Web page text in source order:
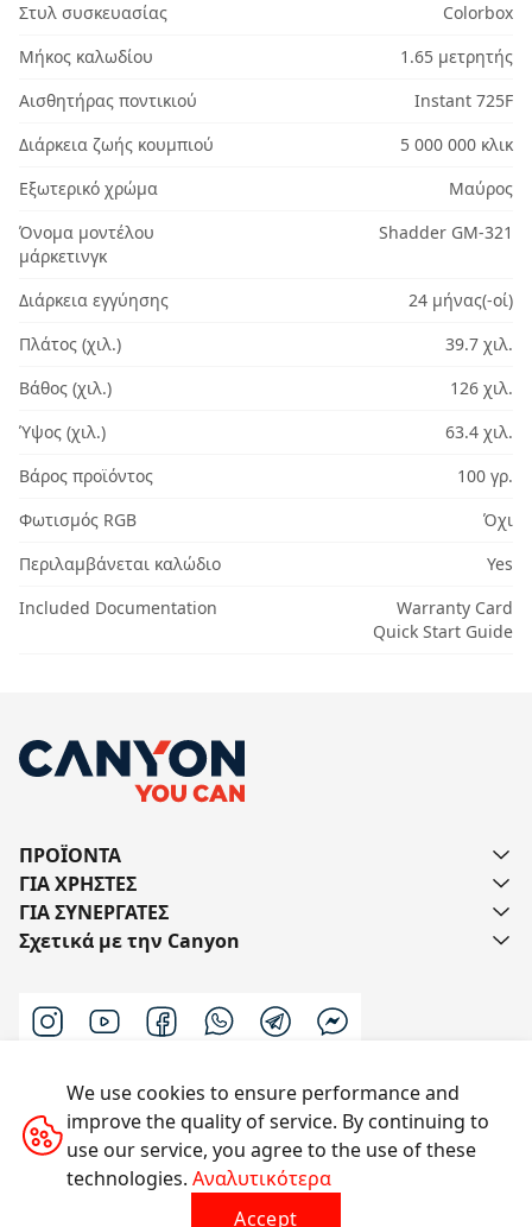
Στυλ συσκευασίας
Colorbox
Μήκος καλωδίου
1.65 μετρητής
Αισθητήρας ποντικιού
Instant 725F
Διάρκεια ζωής κουμπιού
5 000 000 κλικ
Εξωτερικό χρώμα
Μαύρος
Όνομα μοντέλου
μάρκετινγκ
Shadder GM-321
Διάρκεια εγγύησης
24 μήνας(-οί)
Πλάτος (χιλ.)
39.7 χιλ.
Βάθος (χιλ.)
126 χιλ.
Ύψος (χιλ.)
63.4 χιλ.
Βάρος προϊόντος
100 γρ.
Φωτισμός RGB
Όχι
Περιλαμβάνεται καλώδιο
Yes
Included Documentation
Warranty Card
Quick Start Guide
ΠΡΟΪΟΝΤΑ
ΓΙΑ ΧΡΗΣΤΕΣ
ΓΙΑ ΣΥΝΕΡΓΑΤΕΣ
Σχετικά με την Canyon
Επικοινωνήστε μαζί μας
Με την επιφύλαξη παντός δικαιώματος © 2014-2026
We use cookies to ensure performance and
improve the quality of service. By continuing to
use our service, you agree to the use of these
technologies. Αναλυτικότερα
Accept